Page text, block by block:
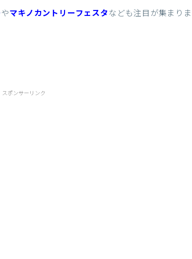
やマキノカントリーフェスタなども注目が集まりま
スポンサーリンク